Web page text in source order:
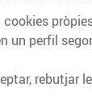
del
un perfil
rebutjar